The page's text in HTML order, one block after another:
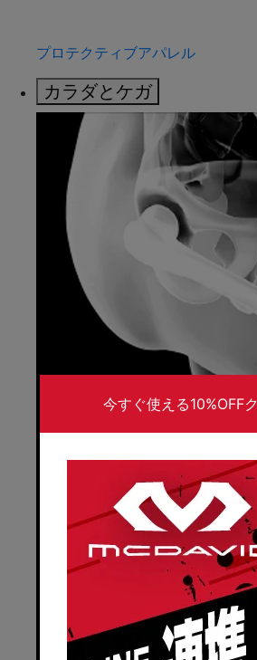
今すぐ使える10%OFF
プロテクティブアパレル
カラダとケガ